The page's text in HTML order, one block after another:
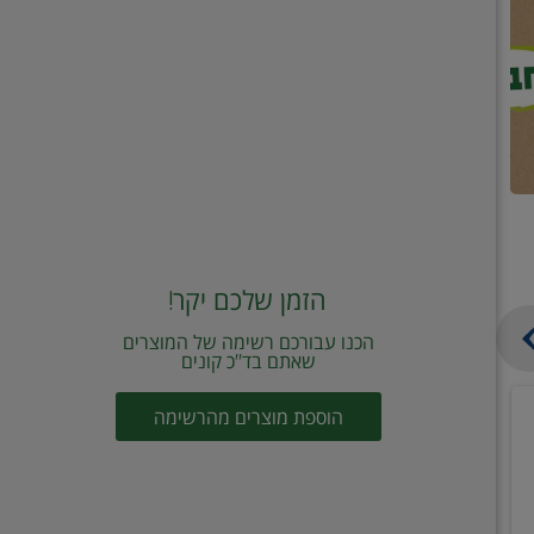
הזמן שלכם יקר!
הכנו עבורכם רשימה של המוצרים
שאתם בד"כ קונים
הוספת מוצרים מהרשימה